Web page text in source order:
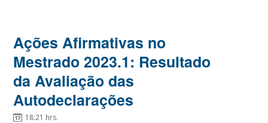
Ações Afirmativas no
Mestrado 2023.1: Resultado
da Avaliação das
Autodeclarações
18:21 hrs.